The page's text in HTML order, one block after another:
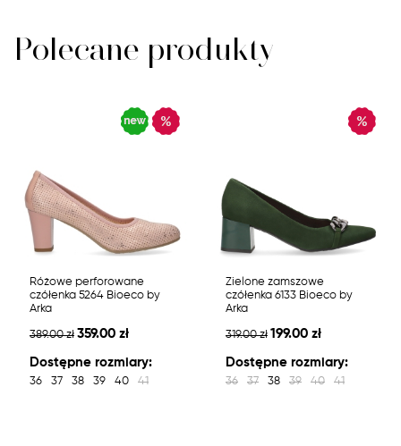
Polecane produkty
Różowe perforowane
czółenka 5264 Bioeco by
Arka
389.00 zł 359.00 zł
Dostępne rozmiary:
36 37 38 39 40 41
Zielone zamszowe
czółenka 6133 Bioeco by
Arka
319.00 zł 199.00 zł
Dostępne rozmiary:
36 37 38 39 40 41